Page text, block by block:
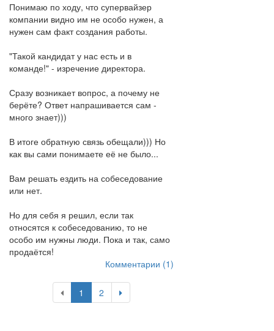
Понимаю по ходу, что супервайзер
компании видно им не особо нужен, а
нужен сам факт создания работы.
"Такой кандидат у нас есть и в
команде!" - изречение директора.
Сразу возникает вопрос, а почему не
берёте? Ответ напрашивается сам -
много знает)))
В итоге обратную связь обещали))) Но
как вы сами понимаете её не было...
Вам решать ездить на собеседование
или нет.
Но для себя я решил, если так
относятся к собеседованию, то не
особо им нужны люди. Пока и так, само
продаётся!
Комментарии (1)
1 2